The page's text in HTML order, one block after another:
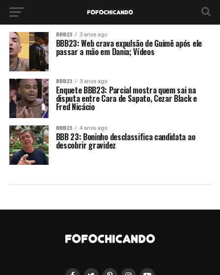
BBB23 3 anos ago
BBB23: Web crava expulsão de Guimê após ele
passar a mão em Dania; Vídeos
BBB23 3 anos ago
Enquete BBB23: Parcial mostra quem sai na
disputa entre Cara de Sapato, Cezar Black e
Fred Nicácio
BBB23 4 anos ago
BBB 23: Boninho desclassifica candidata ao
descobrir gravidez